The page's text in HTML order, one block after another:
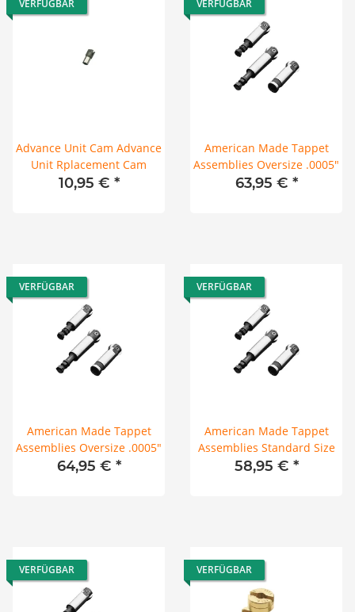
VERFÜGBAR
Advance Unit Cam Advance
Unit Rplacement Cam
10,95 € *
VERFÜGBAR
American Made Tappet
Assemblies Oversize .0005"
63,95 € *
VERFÜGBAR
American Made Tappet
Assemblies Oversize .0005"
64,95 € *
VERFÜGBAR
American Made Tappet
Assemblies Standard Size
58,95 € *
VERFÜGBAR VERFÜGBAR